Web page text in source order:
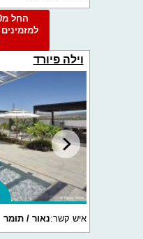
וילה פיורד
איש קשר:נאור / תומר